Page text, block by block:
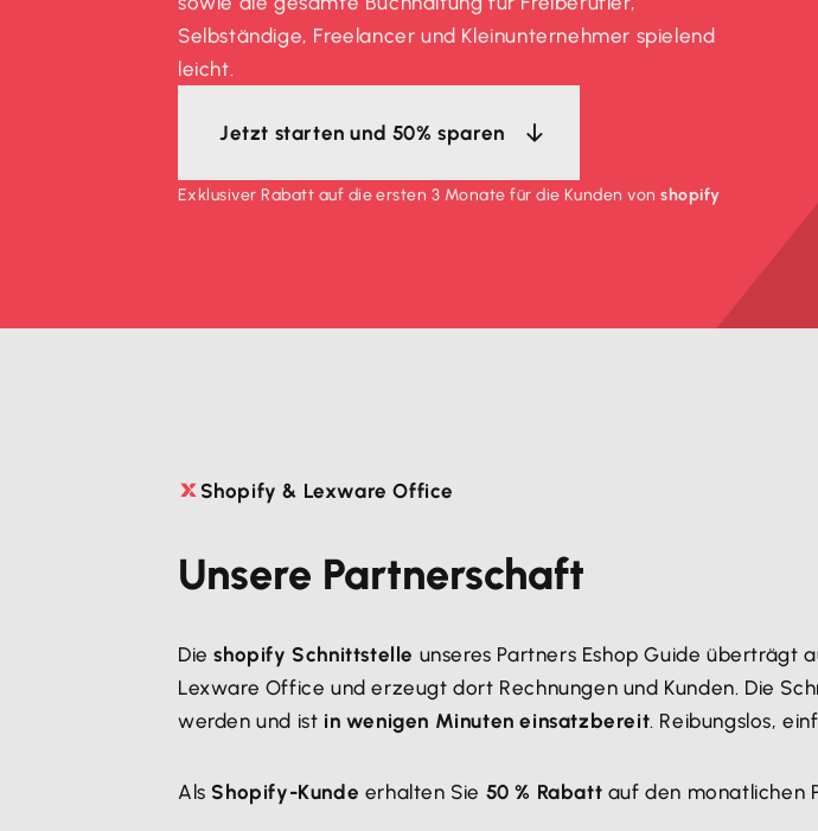
Selbständige, Freelancer und Kleinunternehmer spielend
leicht.
Jetzt starten und 50% sparen
Exklusiver Rabatt auf die ersten 3 Monate für die Kunden vonshopify
 Shopify & Lexware Office
Unsere Partnerschaft
Dieshopify Schnittstelle unseres Partners Eshop Guide überträgt
Lexware Office und erzeugt dort Rechnungen und Kunden. Die
werden und ist in wenigen Minuten einsatzbereit. Reibungslos,
Als Shopify-Kunde erhalten Sie 50 % Rabatt auf den monatlichen